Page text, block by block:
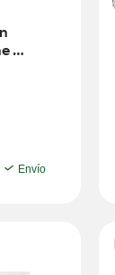
6
Envío